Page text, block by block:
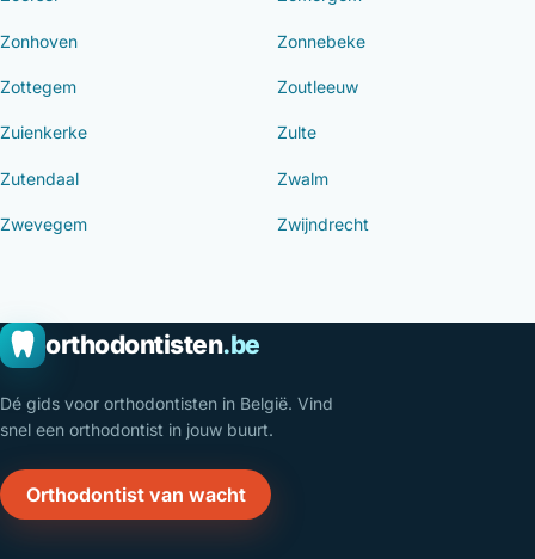
Zonhoven Zonnebeke
Zottegem Zoutleeuw
Zuienkerke Zulte
Zutendaal Zwalm
Zwevegem Zwijndrecht
orthodontisten.be
Dé gids voor orthodontisten in België. Vind
snel een orthodontist in jouw buurt.
Orthodontist van wacht